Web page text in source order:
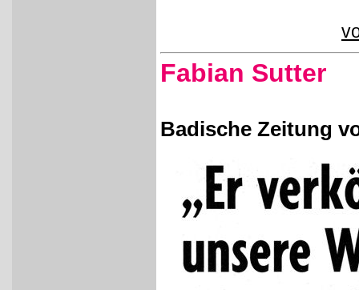
Fabian Sutter
Badische Zeitung